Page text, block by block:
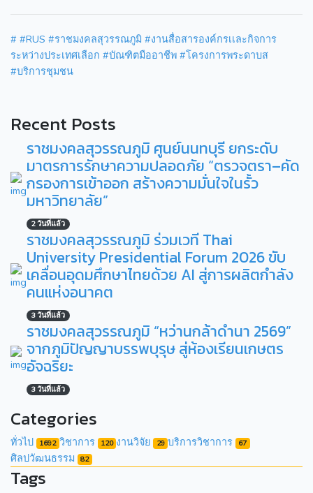
# #RUS #ราชมงคลสุวรรณภูมิ #งานสื่อสารองค์กรเเละกิจการ
ระหว่างประเทศเลือก #บัณฑิตมืออาชีพ #โครงการพระดาบส
#บริการชุมชน
Recent Posts
ราชมงคลสุวรรณภูมิ ศูนย์นนทบุรี ยกระดับ
มาตรการรักษาความปลอดภัย “ตรวจตรา–คัด
กรองการเข้าออก สร้างความมั่นใจในรั้ว
มหาวิทยาลัย”
2 วันที่แล้ว
ราชมงคลสุวรรณภูมิ ร่วมเวที Thai
University Presidential Forum 2026 ขับ
เคลื่อนอุดมศึกษาไทยด้วย AI สู่การผลิตกำลัง
คนแห่งอนาคต
3 วันที่แล้ว
ราชมงคลสุวรรณภูมิ “หว่านกล้าดำนา 2569”
จากภูมิปัญญาบรรพบุรุษ สู่ห้องเรียนเกษตร
อัจฉริยะ
3 วันที่แล้ว
Categories
ทั่วไป 1692 วิชาการ 120 งานวิจัย 29 บริการวิชาการ 67
ศิลปวัฒนธรรม 82
Tags